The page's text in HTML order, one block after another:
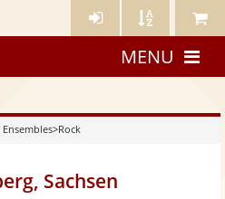
Künstler- Künstler Meine
MENU
>Rock
Sachsen